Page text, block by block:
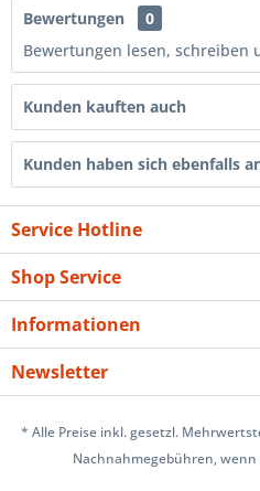
Bewertungen
0
Bewertungen lesen, schreiben
Kunden kauften auch
Kunden haben sich ebenfalls
Service Hotline
Shop Service
Informationen
Newsletter
* Alle Preise inkl. gesetzl.
Nachnahmegebühren,